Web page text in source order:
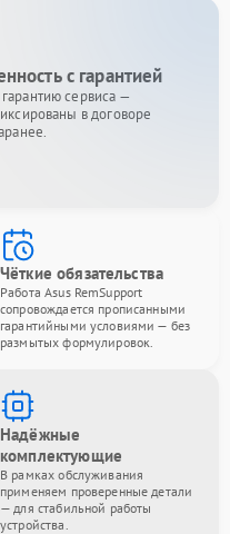
с гарантией
сервиса —
в договоре
Чёткие обязательства
Работа Asus RemSupport
сопровождается прописанными
гарантийными условиями — без
размытых формулировок.
Надёжные
комплектующие
В рамках обслуживания
применяем проверенные детали
— для стабильной работы
устройства.